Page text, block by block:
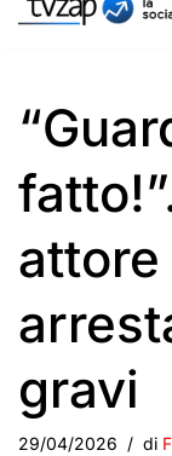
al
gravi
29/04/2026 di